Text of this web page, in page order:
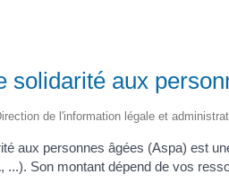
solidarité aux
de l'information légale et
aux personnes âgées (Aspa) est
...). Son montant dépend de vos